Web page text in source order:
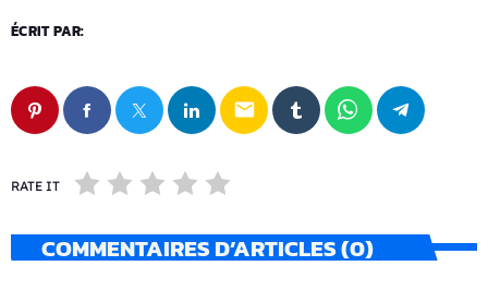
ÉCRIT PAR:
email
RATE IT
COMMENTAIRES D’ARTICLES (0)